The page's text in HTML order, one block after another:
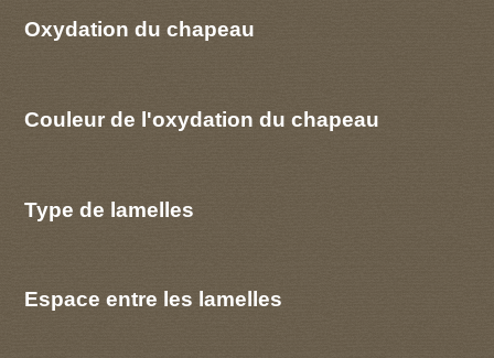
Oxydation du chapeau
Couleur de l'oxydation du chapeau
Type de lamelles
Espace entre les lamelles